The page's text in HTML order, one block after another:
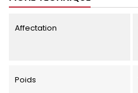
Affectation
Poids